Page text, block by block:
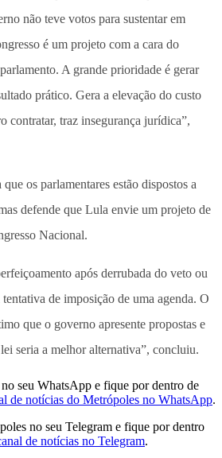
não teve votos para sustentar em
é um projeto com a cara do
A grande prioridade é gerar
prático. Gera a elevação do custo
contratar, traz insegurança jurídica”,
os parlamentares estão dispostos a
defende que Lula envie um projeto de
Nacional.
após derrubada do veto ou
de imposição de uma agenda. O
que o governo apresente propostas e
seria a melhor alternativa”, concluiu.
seu WhatsApp e fique por dentro de
de notícias do Metrópoles no WhatsApp.
no seu Telegram e fique por dentro
de notícias no Telegram.